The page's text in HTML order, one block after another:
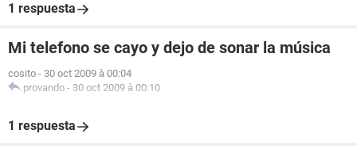
1 respuesta
Mi telefono se cayo y dejo de sonar la música
cosito - 30 oct 2009 à 00:04
provando - 30 oct 2009 à 00:10
1 respuesta